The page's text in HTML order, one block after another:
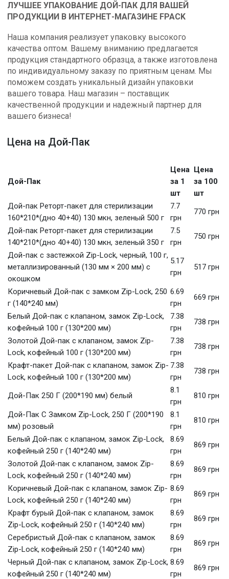
ЛУЧШЕЕ УПАКОВАНИЕ ДОЙ-ПАК ДЛЯ ВАШЕЙ
ПРОДУКЦИИ В ИНТЕРНЕТ-МАГАЗИНЕ FPACK
Наша компания реализует упаковку высокого
качества оптом. Вашему вниманию предлагается
продукция стандартного образца, а также изготовлена
по индивидуальному заказу по приятным ценам. Мы
поможем создать уникальный дизайн упаковки
вашего товара. Наш магазин – поставщик
качественной продукции и надежный партнер для
вашего бизнеса!
Цена на Дой-Пак
Дой-Пак
Цена
за 1
шт
Цена
за 100
шт
Дой-пак Реторт-пакет для стерилизации
160*210*(дно 40+40) 130 мкн, зеленый 500 г
7.7
грн
770 грн
Дой-пак Реторт-пакет для стерилизации
140*210*(дно 40+40) 130 мкн, зеленый 350 г
7.5
грн
750 грн
Дой-пак с застежкой Zip-Lock, черный, 100 г,
металлизированный (130 мм × 200 мм) с
окошком
5.17
грн
517 грн
Коричневый Дой-пак с замком Zip-Lock, 250
г (140*240 мм)
6.69
грн
669 грн
Белый Дой-пак с клапаном, замок Zip-Lock,
кофейный 100 г (130*200 мм)
7.38
грн
738 грн
Золотой Дой-пак с клапаном, замок Zip-
Lock, кофейный 100 г (130*200 мм)
7.38
грн
738 грн
Крафт-пакет Дой-пак с клапаном, замок Zip-
Lock, кофейный 100 г (130*200 мм)
7.38
грн
738 грн
Дой-Пак 250 Г (200*190 мм) белый
8.1
грн
810 грн
Дой-Пак С Замком Zip-Lock, 250 Г (200*190
мм) розовый
8.1
грн
810 грн
Белый Дой-пак с клапаном, замок Zip-Lock,
кофейный 250 г (140*240 мм)
8.69
грн
869 грн
Золотой Дой-пак с клапаном, замок Zip-
Lock, кофейный 250 г (140*240 мм)
8.69
грн
869 грн
Коричневый Дой-пак с клапаном, замок Zip-
Lock, кофейный 250 г (140*240 мм)
8.69
грн
869 грн
Крафт бурый Дой-пак с клапаном, замок
Zip-Lock, кофейный 250 г (140*240 мм)
8.69
грн
869 грн
Серебристый Дой-пак с клапаном, замок
Zip-Lock, кофейный 250 г (140*240 мм)
8.69
грн
869 грн
Черный Дой-пак с клапаном, замок Zip-Lock,
кофейный 250 г (140*240 мм)
8.69
грн
869 грн